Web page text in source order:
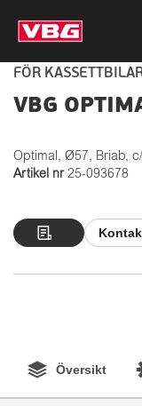
FÖR
VBG
Optimal, Ø57, Briab,
Artikel nr 25-093678
Översikt